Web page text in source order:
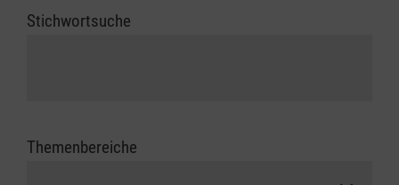
Stichwortsuche
Themenbereiche